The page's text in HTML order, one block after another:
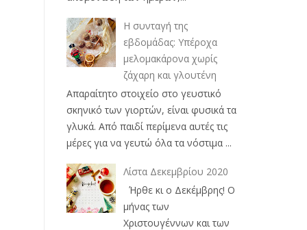
Η συνταγή της
εβδομάδας: Υπέροχα
μελομακάρονα χωρίς
ζάχαρη και γλουτένη
Απαραίτητο στοιχείο στο γευστικό
σκηνικό των γιορτών, είναι φυσικά τα
γλυκά. Από παιδί περίμενα αυτές τις
μέρες για να γευτώ όλα τα νόστιμα ...
Λίστα Δεκεμβρίου 2020
Ήρθε κι ο Δεκέμβρης! Ο
μήνας των
Χριστουγέννων και των